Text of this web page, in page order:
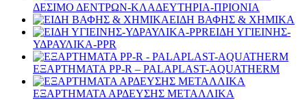
ΔΕΣΙΜΟ ΔΕΝΤΡΩΝ-ΚΛΑΔΕΥΤΗΡΙΑ-ΠΡΙΟΝΙΑ
ΕΙΔΗ ΒΑΦΗΣ & ΧΗΜΙΚΑ
ΕΙΔΗ ΥΓΙΕΙΝΗΣ-
ΥΔΡΑΥΛΙΚΑ-PPR
ΕΞΑΡΤΗΜΑΤΑ PP-R – PALAPLAST-AQUATHERM
ΕΞΑΡΤΗΜΑΤΑ ΑΡΔΕΥΣΗΣ ΜΕΤΑΛΛΙΚΑ